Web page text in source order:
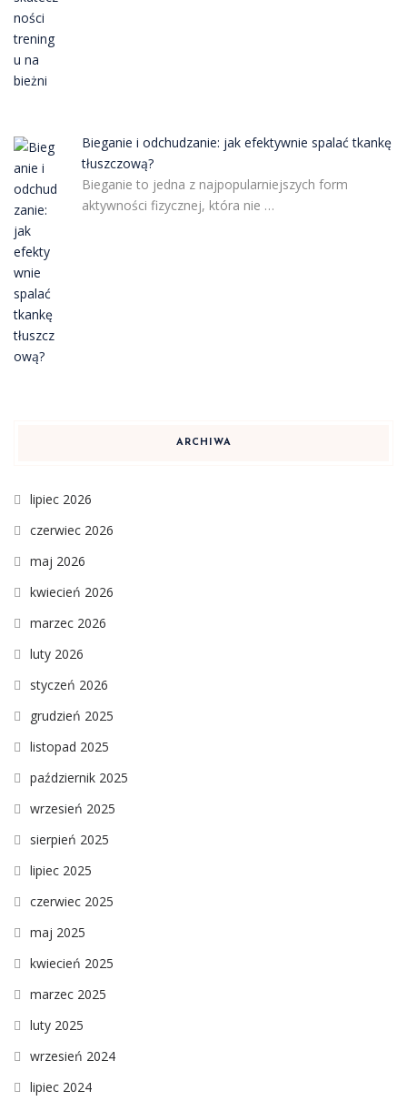
Bieganie i odchudzanie: jak efektywnie spalać tkankę
tłuszczową?
Bieganie to jedna z najpopularniejszych form
aktywności fizycznej, która nie …
ARCHIWA
lipiec 2026
czerwiec 2026
maj 2026
kwiecień 2026
marzec 2026
luty 2026
styczeń 2026
grudzień 2025
listopad 2025
październik 2025
wrzesień 2025
sierpień 2025
lipiec 2025
czerwiec 2025
maj 2025
kwiecień 2025
marzec 2025
luty 2025
wrzesień 2024
lipiec 2024